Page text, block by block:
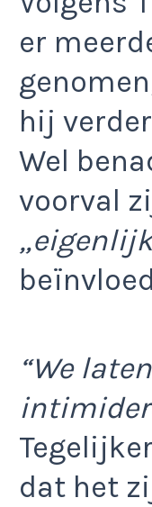
er
hij
Wel
voorval
“We
dat het